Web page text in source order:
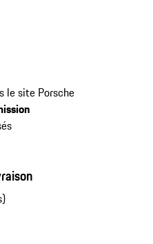
le site Porsche